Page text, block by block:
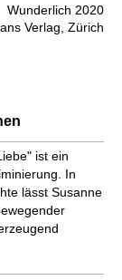
Wunderlich 2020
Verlag, Zürich
ist ein
In
lässt Susanne